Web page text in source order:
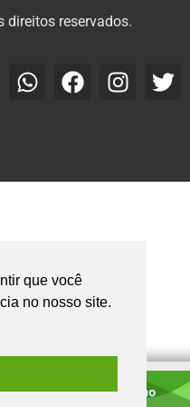
que você
no nosso site.
direitos reservados.